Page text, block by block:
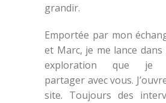
grandir.
Emportée par mon
et Marc, je me lance
exploration que je
partager avec vous.
site. Toujours des